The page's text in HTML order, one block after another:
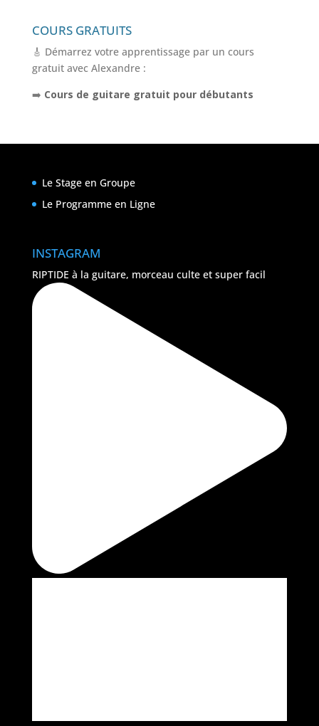
COURS GRATUITS
🎸 Démarrez votre apprentissage par un cours
gratuit avec Alexandre :
➡️ Cours de guitare gratuit pour débutants
Le Stage en Groupe
Le Programme en Ligne
INSTAGRAM
RIPTIDE à la guitare, morceau culte et super facil